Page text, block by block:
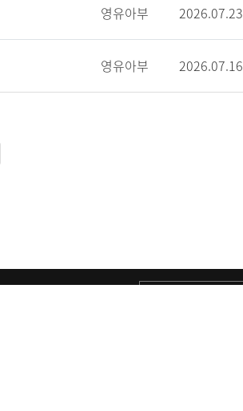
영유아부 2026.07.23
영유아부 2026.07.16